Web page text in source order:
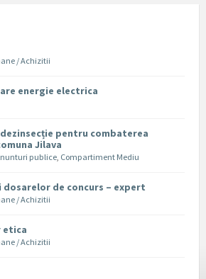
/ Achizitii
energie electrica
dezinsecție pentru combaterea
Jilava
publice, Compartiment Mediu
de concurs – expert
/ Achizitii
etica
/ Achizitii